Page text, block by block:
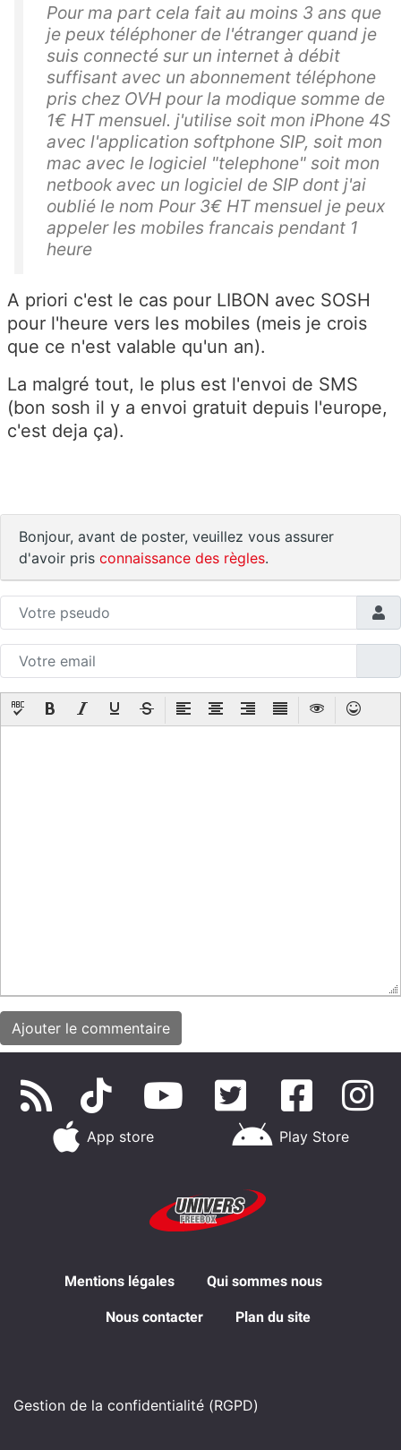
Pour ma part cela fait au moins 3 ans que
je peux téléphoner de l'étranger quand je
suis connecté sur un internet à débit
suffisant avec un abonnement téléphone
pris chez OVH pour la modique somme de
1€ HT mensuel. j'utilise soit mon iPhone 4S
avec l'application softphone SIP, soit mon
mac avec le logiciel "telephone" soit mon
netbook avec un logiciel de SIP dont j'ai
oublié le nom Pour 3€ HT mensuel je peux
appeler les mobiles francais pendant 1
heure
A priori c'est le cas pour LIBON avec SOSH
pour l'heure vers les mobiles (meis je crois
que ce n'est valable qu'un an).
La malgré tout, le plus est l'envoi de SMS
(bon sosh il y a envoi gratuit depuis l'europe,
c'est deja ça).
Bonjour, avant de poster, veuillez vous assurer
d'avoir pris connaissance des règles.
App store Play Store
Mentions légales Qui sommes nous
Nous contacter Plan du site
Gestion de la confidentialité (RGPD)